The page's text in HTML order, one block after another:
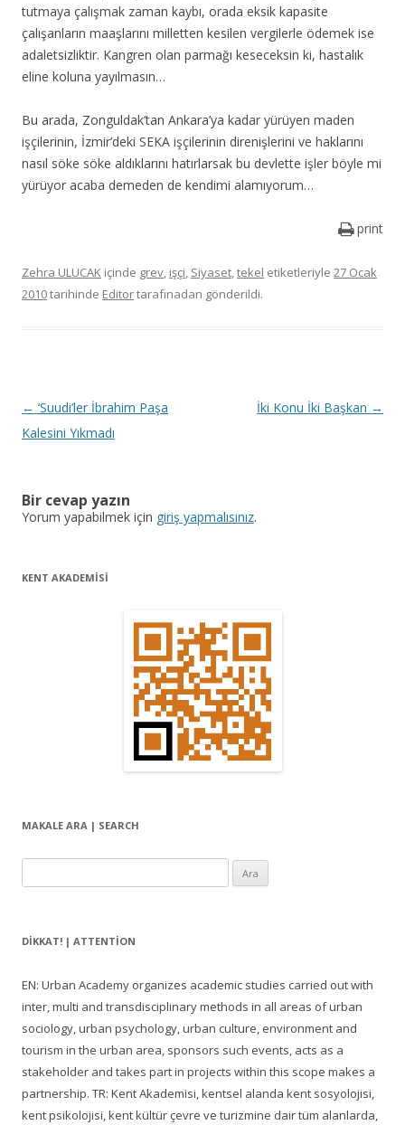
tutmaya çalışmak zaman kaybı, orada eksik kapasite
çalışanların maaşlarını milletten kesilen vergilerle ödemek ise
adaletsizliktir. Kangren olan parmağı keseceksin ki, hastalık
eline koluna yayılmasın…
Bu arada, Zonguldak’tan Ankara’ya kadar yürüyen maden
işçilerinin, İzmir’deki SEKA işçilerinin direnişlerini ve haklarını
nasıl söke söke aldıklarını hatırlarsak bu devlette işler böyle mi
yürüyor acaba demeden de kendimi alamıyorum…
print
Zehra ULUCAK içinde grev, işçi, Siyaset,tekel etiketleriyle 27 Ocak
2010tarihinde Editortarafınadan gönderildi.
Y
a
d
a
← ‘Suudi’ler İbrahim Paşa
Kalesini Yıkmadı
İki Konu İki Başkan →
Bir cevap yazın
Yorum yapabilmek için giriş yapmalısınız.
KENT AKADEMİSİ
MAKALE ARA | SEARCH
DIKKAT! | ATTENTION
EN: Urban Academy organizes academic studies carried out with
inter, multi and transdisciplinary methods in all areas of urban
sociology, urban psychology, urban culture, environment and
tourism in the urban area, sponsors such events, acts as a
stakeholder and takes part in projects within this scope makes a
partnership. TR: Kent Akademisi, kentsel alanda kent sosyolojisi,
kent psikolojisi, kent kültür çevre ve turizmine dair tüm alanlarda,